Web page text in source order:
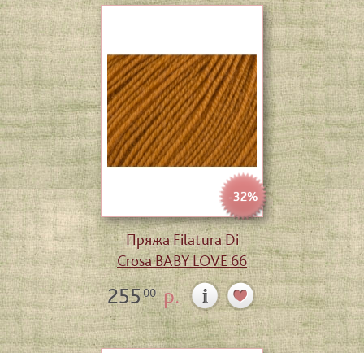
-32%
Пряжа Filatura Di
Crosa BABY LOVE 66
25500р.